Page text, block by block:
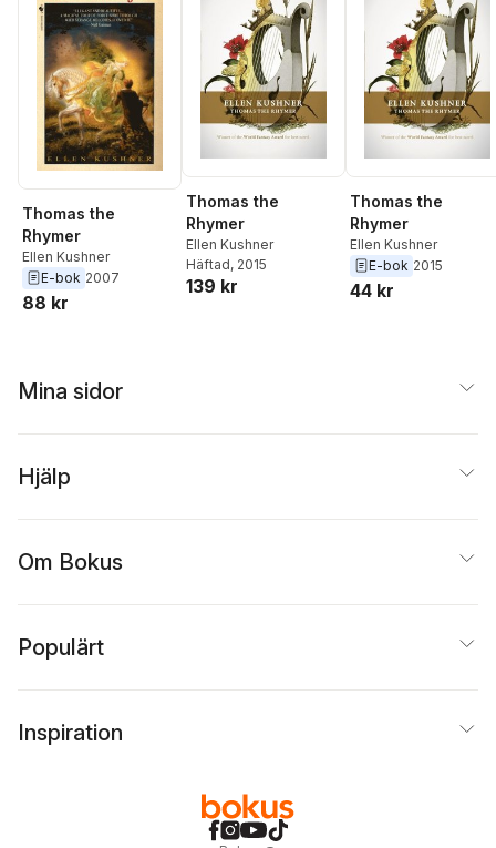
Thomas the
Rhymer
Ellen Kushner
E-bok 2007
88 kr
Thomas the
Rhymer
Ellen Kushner
Häftad, 2015
139 kr
Thomas the
Rhymer
Ellen Kushner
E-bok 2015
44 kr
Mina sidor
Hjälp
Om Bokus
Populärt
Inspiration